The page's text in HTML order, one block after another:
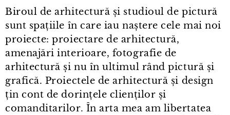
Biroul de arhitectură și studioul de pictură
sunt spațiile în care iau naștere cele mai noi
proiecte: proiectare de arhitectură,
amenajări interioare, fotografie de
arhitectură și nu în ultimul rând pictură și
grafică. Proiectele de arhitectură și design
țin cont de dorințele clienților și
comanditarilor. În arta mea am libertatea